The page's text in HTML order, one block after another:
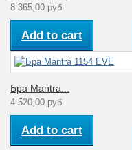
8 365,00 руб
Add to cart
Бра Mantra...
4 520,00 руб
Add to cart